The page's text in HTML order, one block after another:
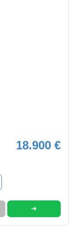
18.900 €
➜